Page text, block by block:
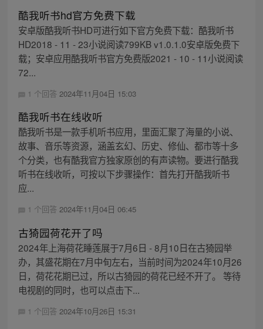
酷我听书hd官方免费下载
安卓版酷我听书HD可进行如下官方免费下载：酷我听书
HD2018 - 11 - 23小说阅读799KB v1.0.1.0安卓版免费下
载；安卓应用酷我听书官方免费版2021 - 10 - 11小说阅读
72...
1 个回答 2024年11月04日 15:03
酷我听书在线收听
酷我听书是一款手机听书应用，里面汇聚了海量的小说、
故事、音乐等资源，涵盖玄幻、历史、修仙、都市等十多
个分类，也有酷我官方独家原创的有声读物。要进行酷我
听书在线收听，可按以下步骤操作：首先打开酷我听书
应...
1 个回答 2024年11月04日 06:45
古猗园荷花开了吗
2024年上海荷花睡莲展于7月6日 - 8月10日在古猗园举
办，其盛花期在7月中旬左右，当前时间为2024年10月26
日，荷花花期已过，所以古猗园的荷花已经不开了。 等待
电视剧的同时，也可以点击下...
1 个回答 2024年10月26日 15:31